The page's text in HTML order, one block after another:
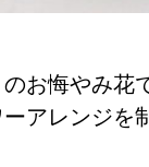
お悔やみ花
アレンジを